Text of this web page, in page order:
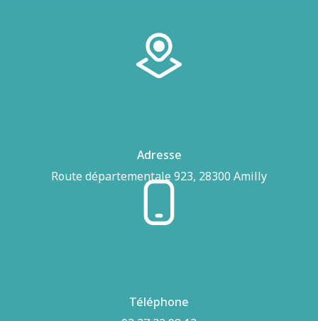
Adresse
Route départementale 923, 28300 Amilly
Téléphone